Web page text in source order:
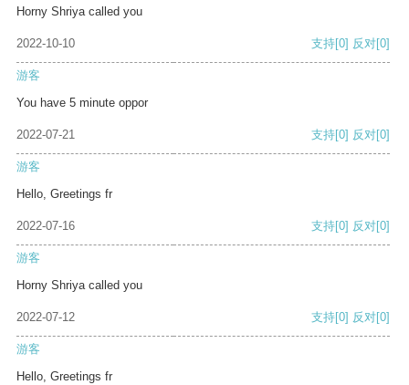
Horny Shriya called you
2022-10-10 支持[0] 反对[0]
游客
You have 5 minute oppor
2022-07-21 支持[0] 反对[0]
游客
Hello, Greetings fr
2022-07-16 支持[0] 反对[0]
游客
Horny Shriya called you
2022-07-12 支持[0] 反对[0]
游客
Hello, Greetings fr